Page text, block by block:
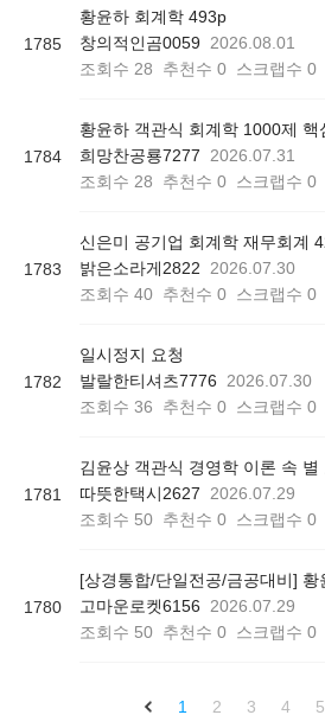
1785
황윤하 회계학 493p
창의적인곰0059
2026.08.01
조회수 28 추천수 0 스크랩수 0
1784
희망찬공룡7277
2026.07.31
조회수 28 추천수 0 스크랩수 0
1783
밝은소라게2822
2026.07.30
조회수 40 추천수 0 스크랩수 0
1782
일시정지 요청
발랄한티셔츠7776
2026.07.30
조회수 36 추천수 0 스크랩수 0
1781
따뜻한택시2627
2026.07.29
조회수 50 추천수 0 스크랩수 0
1780
고마운로켓6156
2026.07.29
조회수 50 추천수 0 스크랩수 0
1 2 3 4 5